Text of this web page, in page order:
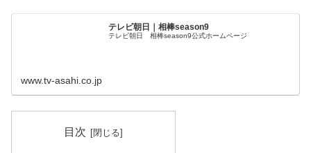
テレビ朝日｜相棒season9
テレビ朝日 相棒season9公式ホームページ
www.tv-asahi.co.jp
目次